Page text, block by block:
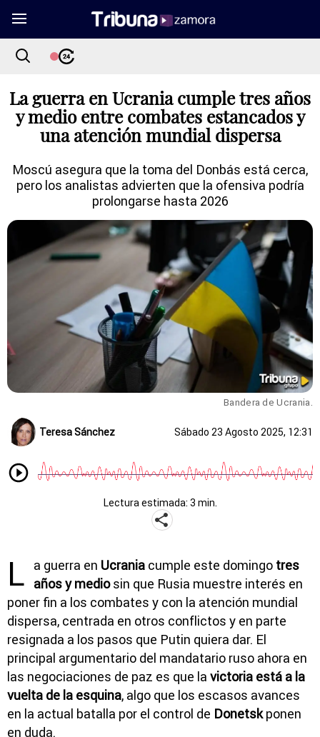
La guerra en Ucrania cumple tres años
y medio entre combates estancados y
una atención mundial dispersa
Moscú asegura que la toma del Donbás está cerca,
pero los analistas advierten que la ofensiva podría
prolongarse hasta 2026
Bandera de Ucrania.
Teresa Sánchez Sábado 23 Agosto 2025, 12:31
Lectura estimada: 3 min.
L a guerra en Ucrania cumple este domingo tres
años y mediosin que Rusia muestre interés en
poner fin a los combates y con la atención mundial
dispersa, centrada en otros conflictos y en parte
resignada a los pasos que Putin quiera dar. El
principal argumentario del mandatario ruso ahora en
las negociaciones de paz es que la victoria está a la
vuelta de la esquina, algo que los escasos avances
en la actual batalla por el control de Donetskponen
en duda.